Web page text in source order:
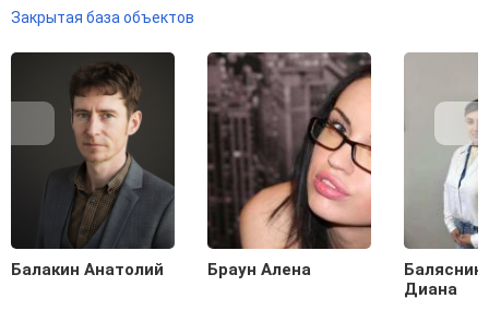
Закрытая база объектов
Балакин Анатолий Браун Алена
Диана